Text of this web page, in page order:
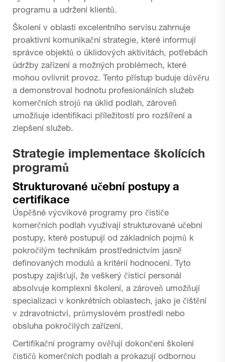
programu a udržení klientů.
Školení v oblasti excelentního servisu zahrnuje
proaktivní komunikační strategie, které informují
správce objektů o úklidových aktivitách, potřebách
údržby zařízení a možných problémech, které
mohou ovlivnit provoz. Tento přístup buduje důvěru
a demonstroval hodnotu profesionálních služeb
komerčních strojů na úklid podlah, zároveň
umožňuje identifikaci příležitostí pro rozšíření a
zlepšení služeb.
Strategie implementace školících
programů
Strukturované učební postupy a
certifikace
Úspěšné výcvikové programy pro čističe
komerčních podlah využívají strukturované učební
postupy, které postupují od základních pojmů k
pokročilým technikám prostřednictvím jasně
definovaných modulů a kritérií hodnocení. Tyto
postupy zajišťují, že veškerý čisticí personál
absolvuje komplexní školení, a zároveň umožňují
specializaci v konkrétních oblastech, jako je čištění
v zdravotnictví, průmyslovém prostředí nebo
obsluha pokročilých zařízení.
Certifikační programy ověřují dokončení školení
čističů komerčních podlah a prokazují odbornou